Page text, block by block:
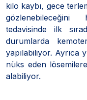
kilo kaybı, gece
gözlenebileceğini
tedavisinde ilk
durumlarda
yapılabiliyor. Ayrıca
nüks eden
alabiliyor.